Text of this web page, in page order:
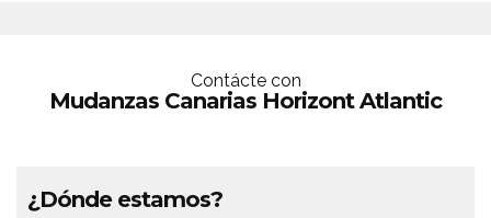
Contácte con
Mudanzas Canarias Horizont Atlantic
¿Dónde estamos?